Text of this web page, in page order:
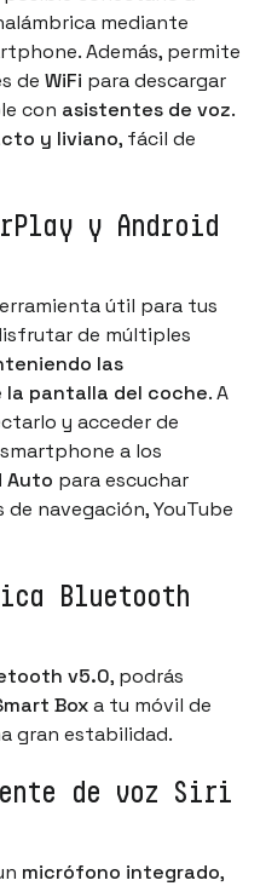
mediante
Además, permite
de WiFi para descargar
con asistentes de voz.
y liviano, fácil de
y Android
útil para tus
de múltiples
las
la pantalla del coche. A
y acceder de
a los
Auto para escuchar
navegación, YouTube
Bluetooth
v5.0, podrás
Boxa tu móvil de
gran estabilidad.
de voz Siri
micrófono integrado,